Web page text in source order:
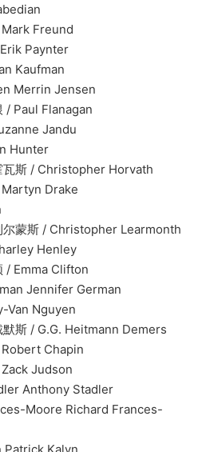
Freund
Paynter
Jensen
Flanagan
Jandu
Christopher Horvath
Drake
/ Christopher Learmonth
Henley
Clifton
German
Nguyen
G.G. Heitmann Demers
Chapin
Judson
Stadler
Richard Frances-
Kalyn